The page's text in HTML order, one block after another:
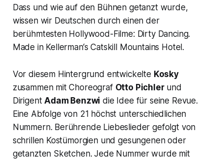
Dass und wie auf den Bühnen getanzt wurde,
wissen wir Deutschen durch einen der
berühmtesten Hollywood-Filme: Dirty Dancing.
Made in Kellerman‘s Catskill Mountains Hotel.
Vor diesem Hintergrund entwickelte Kosky
zusammen mit Choreograf Otto Pichlerund
DirigentAdam Benzwi die Idee für seine Revue.
Eine Abfolge von 21 höchst unterschiedlichen
Nummern. Berührende Liebeslieder gefolgt von
schrillen Kostümorgien und gesungenen oder
getanzten Sketchen. Jede Nummer wurde mit